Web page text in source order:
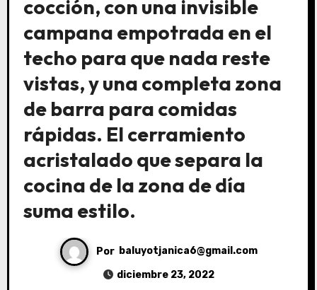
cocción, con una invisible
campana empotrada en el
techo para que nada reste
vistas, y una completa zona
de barra para comidas
rápidas. El cerramiento
acristalado que separa la
cocina de la zona de día
suma estilo.
Por baluyotjanica6@gmail.com
diciembre 23, 2022